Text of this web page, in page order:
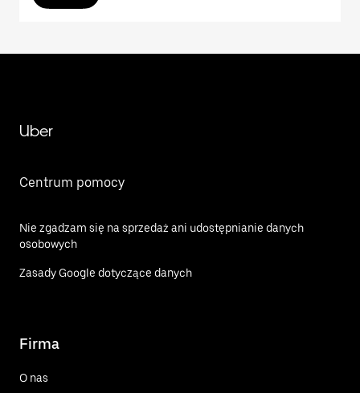
Uber
Centrum pomocy
Nie zgadzam się na sprzedaż ani udostępnianie danych
osobowych
Zasady Google dotyczące danych
Firma
O nas